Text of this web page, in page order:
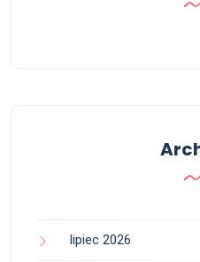
lipiec 2026